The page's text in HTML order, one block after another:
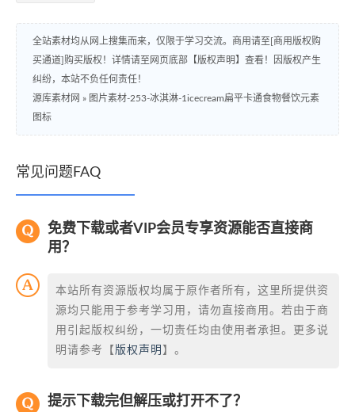
全站素材均从网上搜集而来，仅限于学习交流。商用请至[商用版权购
买通道]购买版权！详情请至网页底部【版权声明】查看！因版权产生
纠纷，本站不负任何责任！
源库素材网 » 图片素材-253-冰淇淋-1icecream扁平卡通食物餐饮元素
图标
常见问题FAQ
免费下载或者VIP会员专享资源能否直接商
用？
本站所有资源版权均属于原作者所有，这里所提供资
源均只能用于参考学习用，请勿直接商用。若由于商
用引起版权纠纷，一切责任均由使用者承担。更多说
明请参考【 版权声明 】。
提示下载完但解压或打开不了？